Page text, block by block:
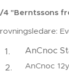
4 "Berntssons